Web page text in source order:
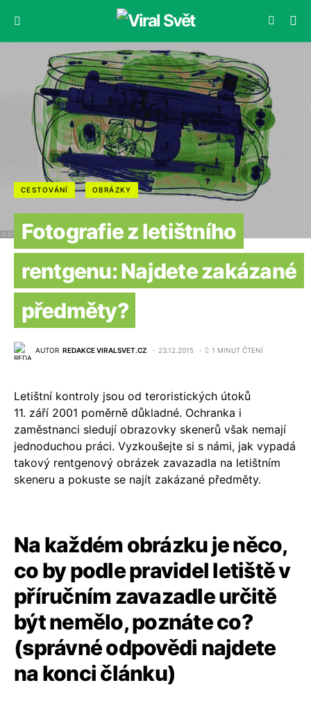
CESTOVÁNÍ OBRÁZKY
Fotografie z letištního
rentgenu: Najdete zakázané
předměty?
AUTOR REDAKCE VIRALSVET.CZ 23.12.2015 1 MINUT ČTENÍ
Letištní kontroly jsou od teroristických útoků
11. září 2001 poměrně důkladné. Ochranka i
zaměstnanci sledují obrazovky skenerů však nemají
jednoduchou práci. Vyzkoušejte si s námi, jak vypadá
takový rentgenový obrázek zavazadla na letištním
skeneru a pokuste se najít zakázané předměty.
Na každém obrázku je něco,
co by podle pravidel letiště v
příručním zavazadle určitě
být nemělo, poznáte co?
(správné odpovědi najdete
na konci článku)